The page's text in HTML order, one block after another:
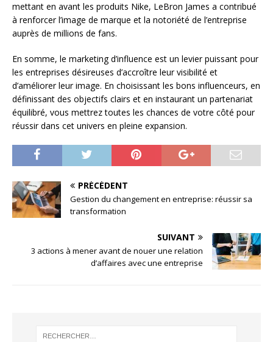
mettant en avant les produits Nike, LeBron James a contribué
à renforcer l’image de marque et la notoriété de l’entreprise
auprès de millions de fans.
En somme, le marketing d’influence est un levier puissant pour
les entreprises désireuses d’accroître leur visibilité et
d’améliorer leur image. En choisissant les bons influenceurs, en
définissant des objectifs clairs et en instaurant un partenariat
équilibré, vous mettrez toutes les chances de votre côté pour
réussir dans cet univers en pleine expansion.
PRÉCÉDENT
Gestion du changement en entreprise: réussir sa
transformation
SUIVANT
3 actions à mener avant de nouer une relation
d’affaires avec une entreprise